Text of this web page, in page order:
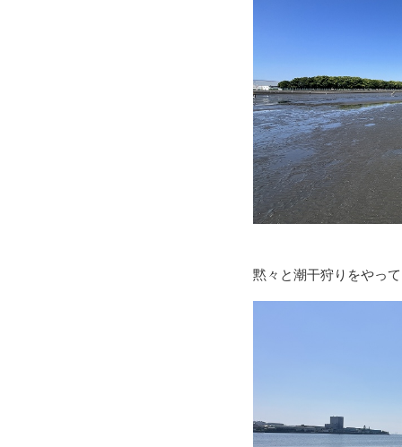
黙々と潮干狩りをやっ